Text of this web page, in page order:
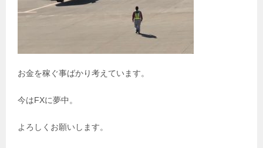
お金を稼ぐ事ばかり考えています。
今はFXに夢中。
よろしくお願いします。